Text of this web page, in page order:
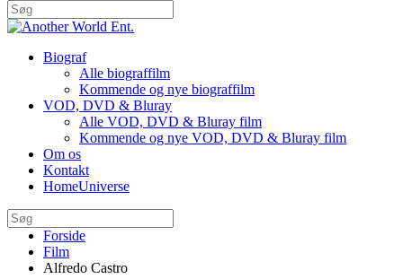
Biograf
Alle biograffilm
Kommende og nye biograffilm
VOD, DVD & Bluray
Alle VOD, DVD & Bluray film
Kommende og nye VOD, DVD & Bluray film
Om os
Kontakt
HomeUniverse
Forside
Film
Alfredo Castro